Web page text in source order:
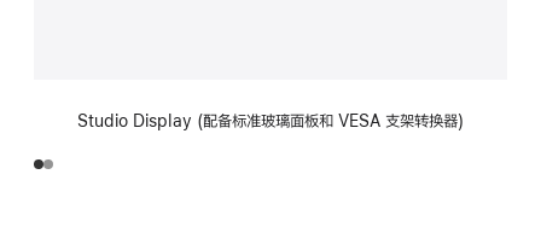
Studio Display (配备标准玻璃面板和 VESA 支架转换器)